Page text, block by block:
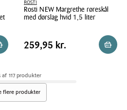
i butik
ROSTI
Rosti NEW Margrethe røreskål
med dørslag hvid 1,5 liter
NEW
Margrethe
med
dørslag
hvid
1,5
Pris
Pris 259,95 kr.
259,95 kr.
af 117 produkter
flere produkter